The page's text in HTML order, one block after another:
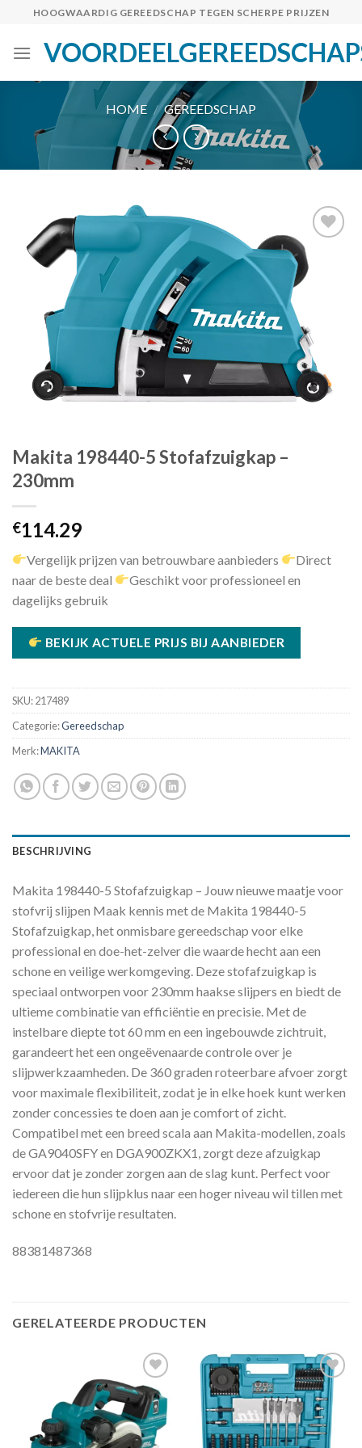
content
HOOGWAARDIG GEREEDSCHAP TEGEN SCHERPE PRIJZEN
HOME / GEREEDSCHAP
Toevoegen
verlanglijst
Makita 198440-5 Stofafzuigkap –
230mm
€114.29
Vergelijk prijzen van betrouwbare aanbieders
Direct
naar de beste deal
Geschikt voor professioneel en
dagelijks gebruik
BEKIJK ACTUELE PRIJS BIJ AANBIEDER
SKU:217489
Categorie:Gereedschap
Merk:MAKITA
BESCHRIJVING
Makita 198440-5 Stofafzuigkap – Jouw nieuwe maatje voor
stofvrij slijpen Maak kennis met de Makita 198440-5
Stofafzuigkap, het onmisbare gereedschap voor elke
professional en doe-het-zelver die waarde hecht aan een
schone en veilige werkomgeving. Deze stofafzuigkap is
speciaal ontworpen voor 230mm haakse slijpers en biedt de
ultieme combinatie van efficiëntie en precisie. Met de
instelbare diepte tot 60 mm en een ingebouwde zichtruit,
garandeert het een ongeëvenaarde controle over je
slijpwerkzaamheden. De 360 graden roteerbare afvoer zorgt
voor maximale flexibiliteit, zodat je in elke hoek kunt werken
zonder concessies te doen aan je comfort of zicht.
Compatibel met een breed scala aan Makita-modellen, zoals
de GA9040SFY en DGA900ZKX1, zorgt deze afzuigkap
ervoor dat je zonder zorgen aan de slag kunt. Perfect voor
iedereen die hun slijpklus naar een hoger niveau wil tillen met
schone en stofvrije resultaten.
88381487368
GERELATEERDE PRODUCTEN
Toevoegen
aan
verlanglijst
Toevoegen
aan
verlanglijst